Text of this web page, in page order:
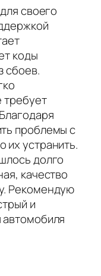
своего
коды
сбоев.
требует
проблемы с
их устранить.
долго
качество
Рекомендую
и
автомобиля